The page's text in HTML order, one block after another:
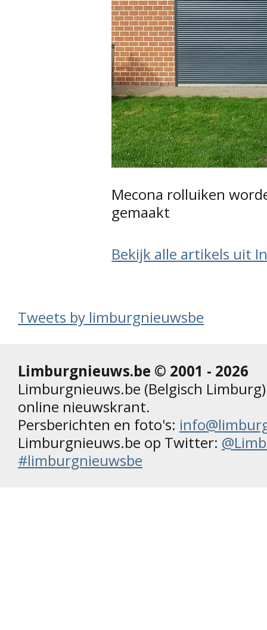
Mecona rolluiken
gemaakt
Bekijk alle artikels uit
Tweets by limburgnieuwsbe
Limburgnieuws.be © 2001 - 2026
Limburgnieuws.be (Belgisch
online nieuwskrant.
Persberichten en foto's:
Limburgnieuws.be op Twitter:
#limburgnieuwsbe